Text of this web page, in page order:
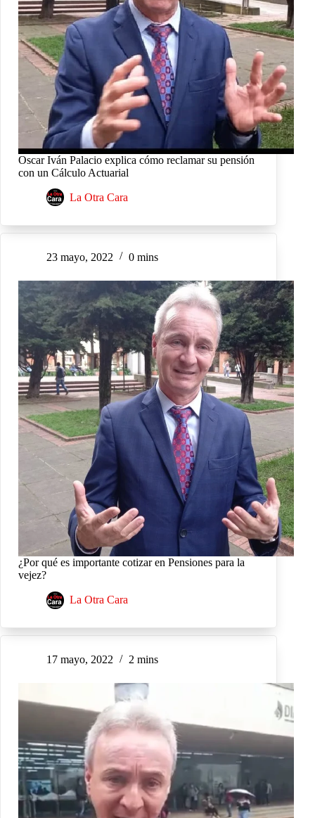
Oscar Iván Palacio explica cómo reclamar su pensión
con un Cálculo Actuarial
La Otra Cara
23 mayo, 2022 0 mins
¿Por qué es importante cotizar en Pensiones para la
vejez?
La Otra Cara
17 mayo, 2022 2 mins